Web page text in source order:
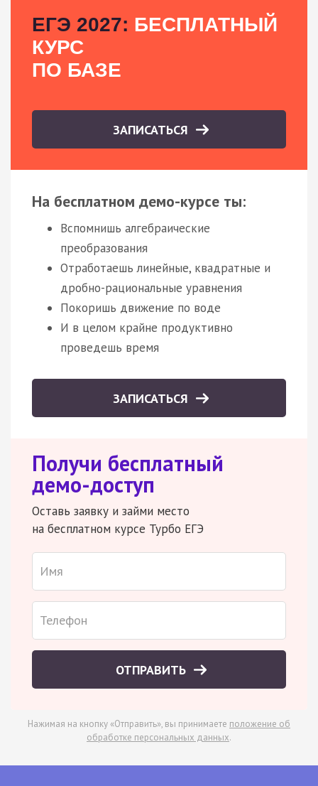
ЕГЭ 2027: БЕСПЛАТНЫЙ
КУРС
ПО БАЗЕ
ЗАПИСАТЬСЯ
На бесплатном демо-курсе ты:
Вспомнишь алгебраические
преобразования
Отработаешь линейные, квадратные и
дробно-рациональные уравнения
Покоришь движение по воде
И в целом крайне продуктивно
проведешь время
ЗАПИСАТЬСЯ
Получи бесплатный
демо-доступ
Оставь заявку и займи место
на бесплатном курсе Турбо ЕГЭ
ОТПРАВИТЬ
Нажимая на кнопку «Отправить», вы принимаете положение об
обработке персональных данных.